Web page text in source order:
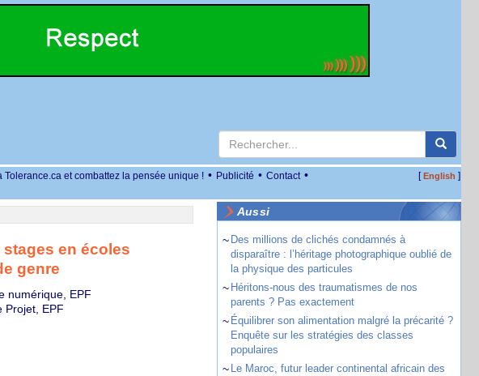
Tolerance.ca et combattez la pensée unique ! • Publicité • Contact • [English ]
en écoles
genre
numérique, EPF
Projet, EPF
Aussi
~ Des millions de clichés condamnés à
disparaître : l’héritage photographique oublié de
la physique des particules
~ Héritons-nous des traumatismes de nos
parents ? Pas exactement
~ Équilibrer son alimentation malgré la précarité ?
Enquête sur les stratégies des classes
populaires
~ Le Maroc, futur leader continental africain des